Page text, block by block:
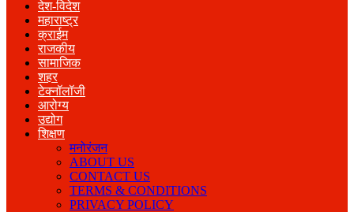
देश-विदेश
महाराष्ट्र
क्राईम
राजकीय
सामाजिक
शहर
टेक्नॉलॉजी
आरोग्य
उद्योग
शिक्षण
मनोरंजन
ABOUT US
CONTACT US
TERMS & CONDITIONS
PRIVACY POLICY